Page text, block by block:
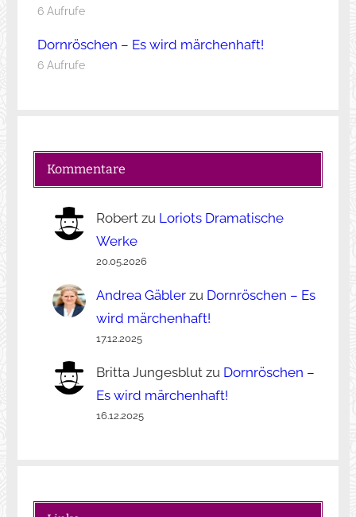
6 Aufrufe
Dornröschen – Es wird märchenhaft!
6 Aufrufe
Kommentare
Robertzu Loriots Dramatische
Werke
20.05.2026
Andrea Gäblerzu Dornröschen – Es
wird märchenhaft!
17.12.2025
Britta Jungesblutzu Dornröschen –
Es wird märchenhaft!
16.12.2025